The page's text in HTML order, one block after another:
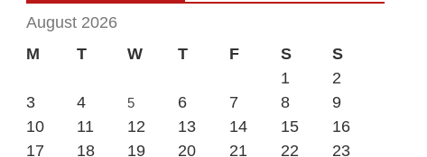
August 2026
M
T W T F S
S
1
2
3
4 5 6 7 8
9
10
11 12 13 14 15
16
17
18 19 20 21 22
23